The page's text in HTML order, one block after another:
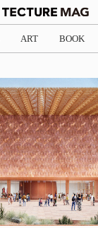
ART BOOK